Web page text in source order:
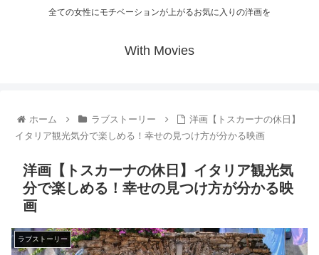
全ての女性にモチベーションが上がるお気に入りの洋画を
With Movies
ホーム ラブストーリー
洋画【トスカーナの休日】
イタリア観光気分で楽しめる！幸せの見つけ方が分かる映画
洋画【トスカーナの休日】イタリア観光気
分で楽しめる！幸せの見つけ方が分かる映
画
ラブストーリー